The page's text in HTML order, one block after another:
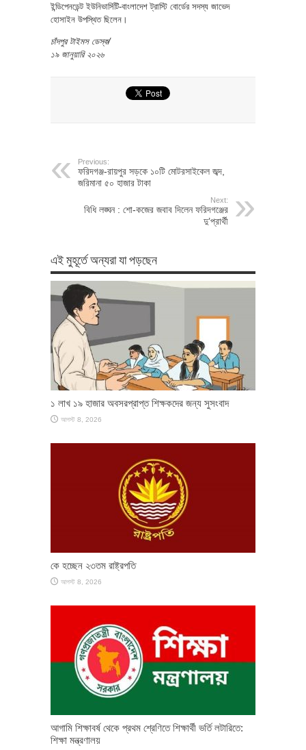
ইন্ডিপেনডেন্ট ইউনিভার্সিটি-বাংলাদেশ ট্রাস্টি বোর্ডের সদস্য জাভেদ
হোসাইন উপস্থিত ছিলেন।
চাঁদপুর টাইমস ডেস্ক/
১৯ জানুয়ারি ২০২৬
Previous:
ফরিদগঞ্জ-রায়পুর সড়কে ১০টি মোটরসাইকেল জব্দ,
জরিমানা ৫০ হাজার টাকা
Next:
বিধি লঙ্ঘন : শো-কজের জবাব দিলেন ফরিদগঞ্জের
দু’প্রার্থী
এই মুহূর্তে অন্যরা যা পড়ছেন
১ লাখ ১৯ হাজার অবসরপ্রাপ্ত শিক্ষকদের জন্য সুসংবাদ
আগস্ট 8, 2026
কে হচ্ছেন ২৩তম রাষ্ট্রপতি
আগস্ট 8, 2026
আগামি শিক্ষাবর্ষ থেকে প্রথম শ্রেণিতে শিক্ষার্থী ভর্তি লটারিতে:
শিক্ষা মন্ত্রণালয়